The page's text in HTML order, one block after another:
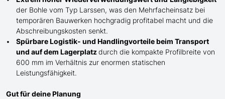
der Bohle vom Typ Larssen, was den Mehrfacheinsatz bei
temporären Bauwerken hochgradig profitabel macht und die
Abschreibungskosten senkt.
Spürbare Logistik- und Handlingvorteile beim Transport
und auf dem Lagerplatzdurch die kompakte Profilbreite von
600 mm im Verhältnis zur enormen statischen
Leistungsfähigkeit.
Gut für deine Planung